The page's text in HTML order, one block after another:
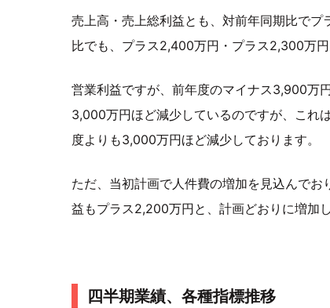
売上高・売上総利益とも、対前年同期比で
比でも、プラス2,400万円・プラス2,300万円
営業利益ですが、前年度のマイナス3,900万
3,000万円ほど減少しているのですが、これ
度よりも3,000万円ほど減少しております。
ただ、当初計画で人件費の増加を見込んで
益もプラス2,200万円と、計画どおりに増加し
四半期業績、各種指標推移